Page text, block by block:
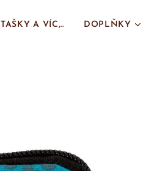
TAŠKY A VÍC,.. DOPLŇKY